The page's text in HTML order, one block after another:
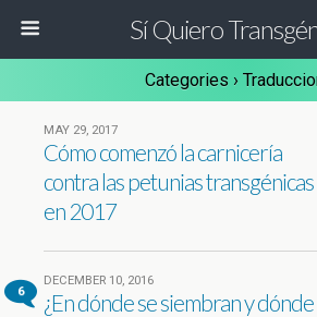
Sí Quiero
Categories ›
MAY 29, 2017
Cómo comenzó la carnicería
contra las petunias transgénicas
en 2017
6
DECEMBER 10, 2016
¿En dónde se siembran y dónde